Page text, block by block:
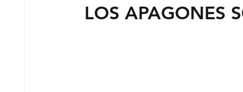
LOS APAGONES